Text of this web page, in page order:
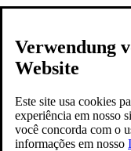
Verwendung
Website
Este site usa cookies
experiência em nosso
você concorda com o
informações em nosso
Contato
Portugues